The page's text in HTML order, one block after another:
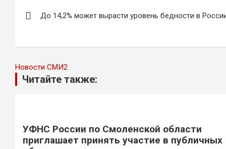
по
записям
До 14,2% может вырасти уровень бедности в
Новости СМИ2
Читайте также:
УФНС России по Смоленской области
приглашает принять участие в публичных